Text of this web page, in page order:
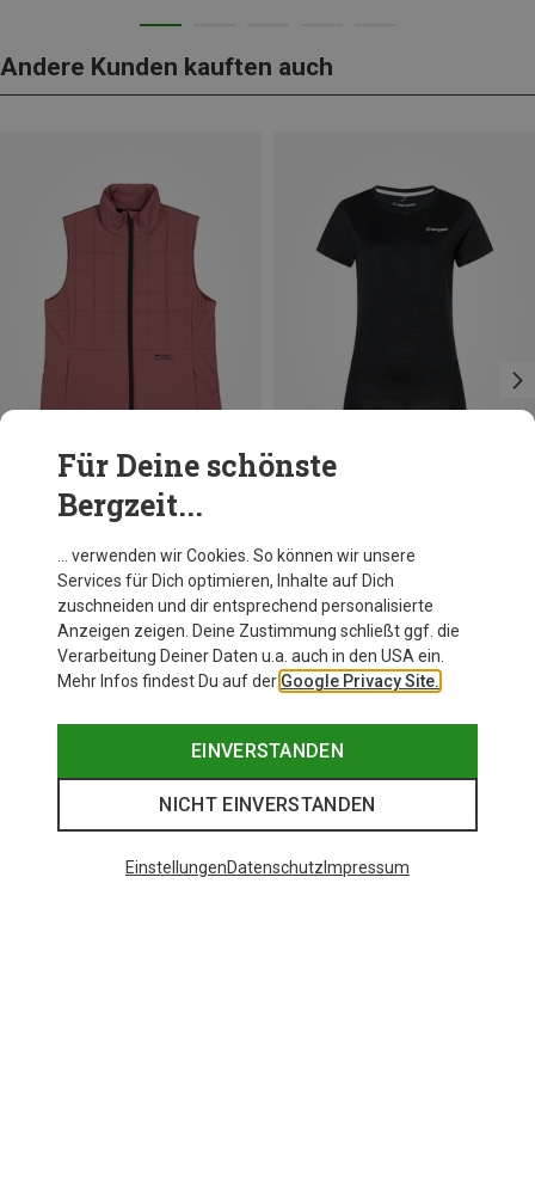
Andere Kunden kauften auch
Du sparst 27%
Für Deine schönste
Bergzeit...
… verwenden wir Cookies. So können wir unsere
Services für Dich optimieren, Inhalte auf Dich
zuschneiden und dir entsprechend personalisierte
Anzeigen zeigen. Deine Zustimmung schließt ggf. die
Verarbeitung Deiner Daten u.a. auch in den USA ein.
Mehr Infos findest Du auf der Google Privacy Site.
EINVERSTANDEN
NICHT EINVERSTANDEN
EinstellungenDatenschutz Impressum